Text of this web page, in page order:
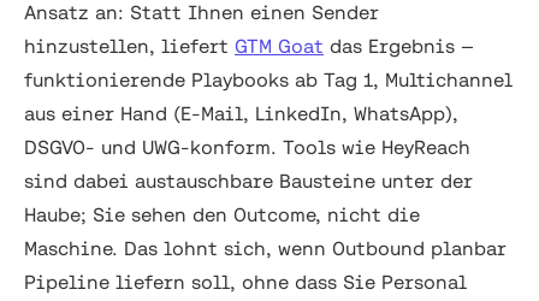
Ansatz an: Statt Ihnen einen Sender
hinzustellen, liefert GTM Goat das Ergebnis —
funktionierende Playbooks ab Tag 1, Multichannel
aus einer Hand (E-Mail, LinkedIn, WhatsApp),
DSGVO- und UWG-konform. Tools wie HeyReach
sind dabei austauschbare Bausteine unter der
Haube; Sie sehen den Outcome, nicht die
Maschine. Das lohnt sich, wenn Outbound planbar
Pipeline liefern soll, ohne dass Sie Personal